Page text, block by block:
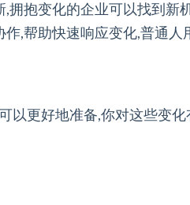
抱变化的企业可以找到新
,帮助快速响应变化,普通人
以更好地准备,你对这些变